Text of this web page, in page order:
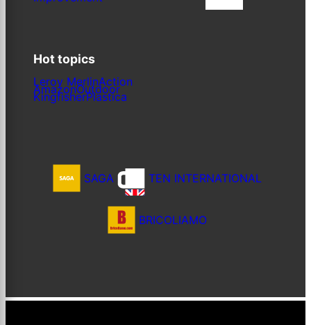
Hot topics
Leroy MerlinAction
AmazonOutdoor
KingfisherPlastica
SAGA TEN INTERNATIONAL
BRICOLIAMO